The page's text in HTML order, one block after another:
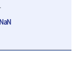
NaN